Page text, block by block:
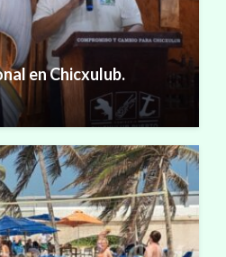
en Chicxulub.